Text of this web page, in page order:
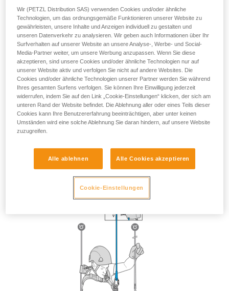
Wir (PETZL Distribution SAS) verwenden Cookies und/oder ähnliche
Technologien, um das ordnungsgemäße Funktionieren unserer Website zu
gewährleisten, unsere Inhalte und Anzeigen individuell zu gestalten und
unseren Datenverkehr zu analysieren. Wir geben auch Informationen über Ihr
Surfverhalten auf unserer Website an unsere Analyse-, Werbe- und Social-
Media-Partner weiter, um unsere Werbung anzupassen. Wenn Sie diese
akzeptieren, sind unsere Cookies und/oder ähnliche Technologien nur auf
unserer Website aktiv und verfolgen Sie nicht auf andere Websites. Die
Cookies und/oder ähnliche Technologien unserer Partner werden Sie während
Ihres gesamten Surfens verfolgen. Sie können Ihre Einwilligung jederzeit
widerrufen, indem Sie auf den Link „Cookie-Einstellungen“ klicken, der sich am
unteren Rand der Website befindet. Die Ablehnung aller oder eines Teils dieser
Cookies kann Ihre Benutzererfahrung beeinträchtigen, aber unter keinen
Umständen wird eine solche Ablehnung Sie daran hindern, auf unsere Website
zuzugreifen.
Alle ablehnen Alle Cookies akzeptieren
Cookie-Einstellungen